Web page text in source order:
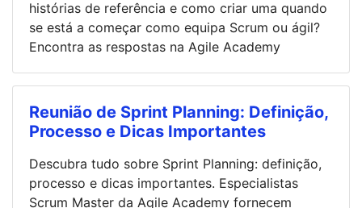
histórias de referência e como criar uma quando
se está a começar como equipa Scrum ou ágil?
Encontra as respostas na Agile Academy
Reunião de Sprint Planning: Definição,
Processo e Dicas Importantes
Descubra tudo sobre Sprint Planning: definição,
processo e dicas importantes. Especialistas
Scrum Master da Agile Academy fornecem